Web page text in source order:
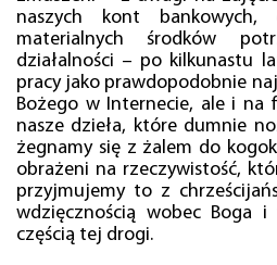
naszych kont bankowych,
materialnych środków
działalności – po kilkunastu
pracy jako prawdopodobnie
Bożego w Internecie, ale i na
nasze dzieła, które dumnie
żegnamy się z żalem do
obrażeni na rzeczywistość,
przyjmujemy to z
wdzięcznością wobec Boga
częścią tej drogi.